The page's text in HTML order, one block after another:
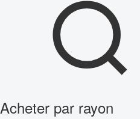
Acheter par rayon